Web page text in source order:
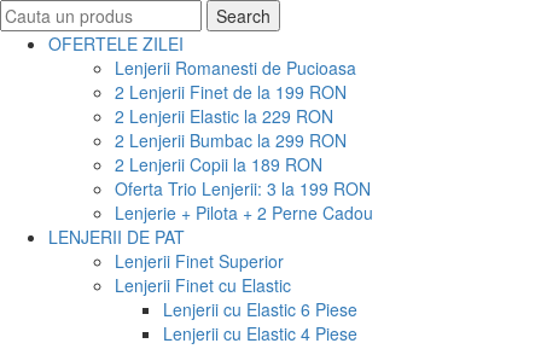
Search
for:
Search
OFERTELE ZILEI
Lenjerii Romanesti de Pucioasa
2 Lenjerii Finet de la 199 RON
2 Lenjerii Elastic la 229 RON
2 Lenjerii Bumbac la 299 RON
2 Lenjerii Copii la 189 RON
Oferta Trio Lenjerii: 3 la 199 RON
Lenjerie + Pilota + 2 Perne Cadou
LENJERII DE PAT
Lenjerii Finet Superior
Lenjerii Finet cu Elastic
Lenjerii cu Elastic 6 Piese
Lenjerii cu Elastic 4 Piese